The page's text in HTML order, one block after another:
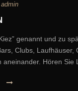
admin
genannt und zu
Clubs, Laufhäuser,
Hören Sie